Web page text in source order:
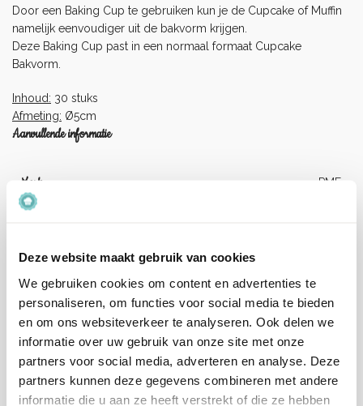
Deze website maakt gebruik van cookies
We gebruiken cookies om content en advertenties te
personaliseren, om functies voor social media te bieden
en om ons websiteverkeer te analyseren. Ook delen we
informatie over uw gebruik van onze site met onze
partners voor social media, adverteren en analyse. Deze
partners kunnen deze gegevens combineren met andere
informatie die u aan ze heeft verstrekt of die ze hebben
Door een Baking Cup te gebruiken kun je de Cupcake of Muffin
namelijk eenvoudiger uit de bakvorm krijgen.
Deze Baking Cup past in een normaal formaat Cupcake
Bakvorm
Inhoud: 30 stuks
Afmeting: Ø5cm
Aanvullende informatie
Merk PME
EAN 5060543481099
Beoordelingen
Er zijn nog geen beoordelingen.